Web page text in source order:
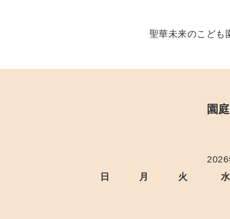
聖華未来のこども
園
日
月 火 水